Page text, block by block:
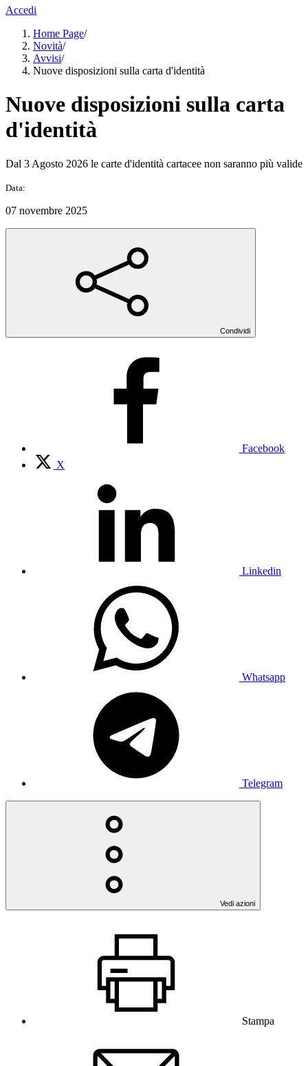
Accedi
Home Page/
Novità/
Avvisi/
Nuove disposizioni sulla carta d'identità
Nuove disposizioni sulla carta
d'identità
Dal 3 Agosto 2026 le carte d'identità cartacee non saranno più valide
Data:
07 novembre 2025
Condividi
Facebook
X
Linkedin
Whatsapp
Telegram
Vedi azioni
Stampa